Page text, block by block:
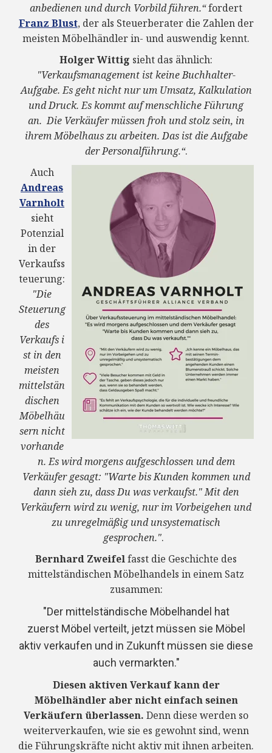
anbedienen und durch Vorbild führen.“fordert
Franz Blust, der als Steuerberater die Zahlen der
meisten Möbelhändler in- und auswendig kennt.
Holger Wittig sieht das ähnlich:
"Verkaufsmanagement ist keine Buchhalter-
Aufgabe. Es geht nicht nur um Umsatz, Kalkulation
und Druck. Es kommt auf menschliche Führung
an. Die Verkäufer müssen froh und stolz sein, in
ihrem Möbelhaus zu arbeiten. Das ist die Aufgabe
der Personalführung.“.
Auch
Andreas
Varnholt
sieht
Potenzial
in der
Verkaufss
teuerung:
"Die
Steuerung
des
Verkaufs i
st in den
meisten
mittelstän
dischen
Möbelhäu
sern nicht
vorhande
n. Es wird morgens aufgeschlossen und dem
Verkäufer gesagt: "Warte bis Kunden kommen und
dann sieh zu, dass Du was verkaufst."Mit den
Verkäufern wird zu wenig, nur im Vorbeigehen und
zu unregelmäßig und unsystematisch
gesprochen.".
Bernhard Zweifelfasst die Geschichte des
mittelständischen Möbelhandels in einem Satz
zusammen:
"Der mittelständische Möbelhandel hat
zuerst Möbel verteilt, jetzt müssen sie Möbel
aktiv verkaufen und in Zukunft müssen sie diese
auch vermarkten."
Diesen aktiven Verkauf kann der
Möbelhändler aber nicht einfach seinen
Verkäufern überlassen. Denn diese werden so
weiterverkaufen, wie sie es gewohnt sind, wenn
die Führungskräfte nicht aktiv mit ihnen arbeiten.